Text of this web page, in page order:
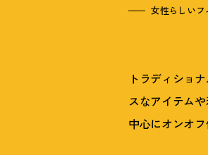
女性らしい
トラディショ
スなアイテム
中心にオンオ